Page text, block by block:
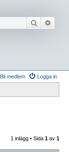
Sök
Logga in
Bli medlem
1 inlägg • Sida 1 av 1